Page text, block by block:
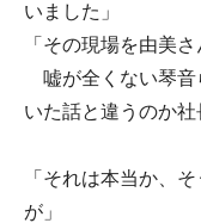
いました」
「その現場を由美
嘘が全くない琴音
いた話と違うのか社
「それは本当か、
が」